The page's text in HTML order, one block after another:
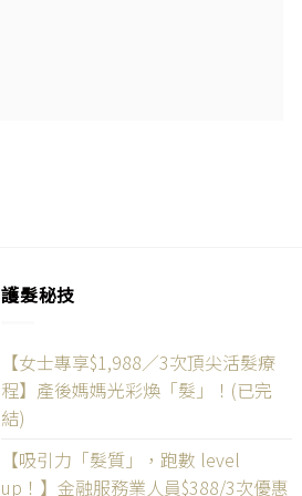
護髮秘技
【女士專享$1,988／3次頂尖活髮療
程】產後媽媽光彩煥「髮」！(已完
結)
【吸引力「髮質」，跑數 level
up！】金融服務業人員$388/3次優惠